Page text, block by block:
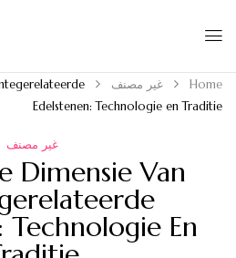
Home غير مصنف
Edelstenen: Technologie en Traditie
غير مصنف
Dimensie Van
Technologie En